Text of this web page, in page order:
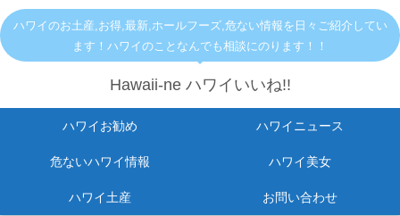
ハワイのお土産,お得,最新,ホールフーズ,危ない情報を日々ご紹介してい
ます！ハワイのことなんでも相談にのります！！
Hawaii-ne ハワイいいね!!
ハワイお勧め ハワイニュース
危ないハワイ情報 ハワイ美女
ハワイ土産 お問い合わせ